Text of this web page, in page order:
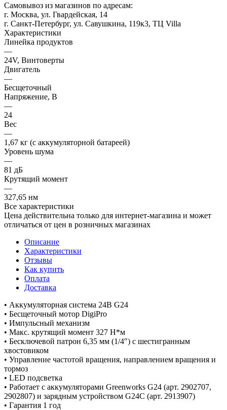
Самовывоз из магазинов по адресам:
г. Москва, ул. Гвардейская, 14
г. Санкт-Петербург, ул. Савушкина, 119к3, ТЦ Villa
Характеристики
Линейка продуктов
—
24V, Винтоверты
Двигатель
—
Бесщеточный
Напряжение, В
—
24
Вес
—
1,67 кг (с аккумуляторной батареей)
Уровень шума
—
81 дБ
Крутящий момент
—
327,65 нм
Все характеристики
Цена действительна только для интернет-магазина и может
отличаться от цен в розничных магазинах
Описание
Характеристики
Отзывы
Как купить
Оплата
Доставка
• Аккумуляторная система 24В G24
• Бесщеточный мотор DigiPro
• Импульсный механизм
• Макс. крутящий момент 327 Н*м
• Бесключевой патрон 6,35 мм (1/4″) с шестигранным
хвостовиком
• Управление частотой вращения, направлением вращения и
тормоз
• LED подсветка
• Работает с аккумуляторами Greenworks G24 (арт. 2902707,
2902807) и зарядным устройством G24С (арт. 2913907)
• Гарантия 1 год